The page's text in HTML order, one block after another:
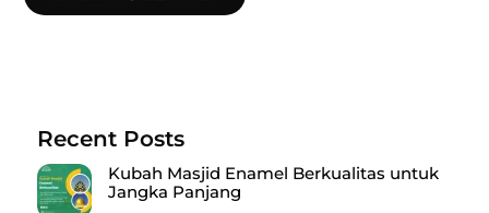
Recent Posts
Kubah Masjid Enamel Berkualitas untuk
Jangka Panjang